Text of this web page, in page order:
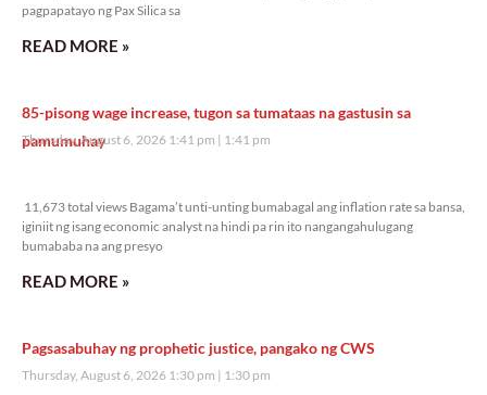
pagpapatayo ng Pax Silica sa
READ MORE »
85-pisong wage increase, tugon sa tumataas na gastusin sa
pamumuhay
Thursday, August 6, 2026 1:41 pm 1:41 pm
11,673 total views Bagama’t unti-unting bumabagal ang inflation rate sa bansa,
iginiit ng isang economic analyst na hindi pa rin ito nangangahulugang
bumababa na ang presyo
READ MORE »
Pagsasabuhay ng prophetic justice, pangako ng CWS
Thursday, August 6, 2026 1:30 pm 1:30 pm